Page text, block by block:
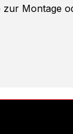
zur Montage